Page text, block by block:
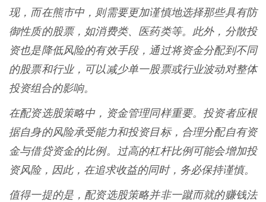
现，而在熊市中，则需要更加谨慎地选择那些具有防
御性质的股票，如消费类、医药类等。此外，分散投
资也是降低风险的有效手段，通过将资金分配到不同
的股票和行业，可以减少单一股票或行业波动对整体
投资组合的影响。
在配资选股策略中，资金管理同样重要。投资者应根
据自身的风险承受能力和投资目标，合理分配自有资
金与借贷资金的比例。过高的杠杆比例可能会增加投
资风险，因此，在追求收益的同时，务必保持谨慎。
值得一提的是，配资选股策略并非一蹴而就的赚钱法